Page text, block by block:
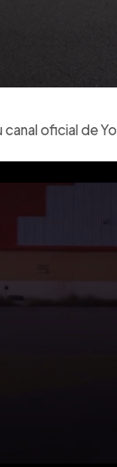
oficial de